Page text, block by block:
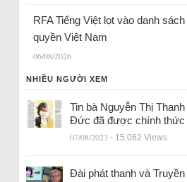
RFA Tiếng Việt lọt vào danh
quyền Việt Nam
06/08/2026
NHIỀU NGƯỜI XEM
Tin bà Nguyễn Thị
Đức đã được chính thức
07/08/2023 - 15.062 Views
Đài phát thanh và